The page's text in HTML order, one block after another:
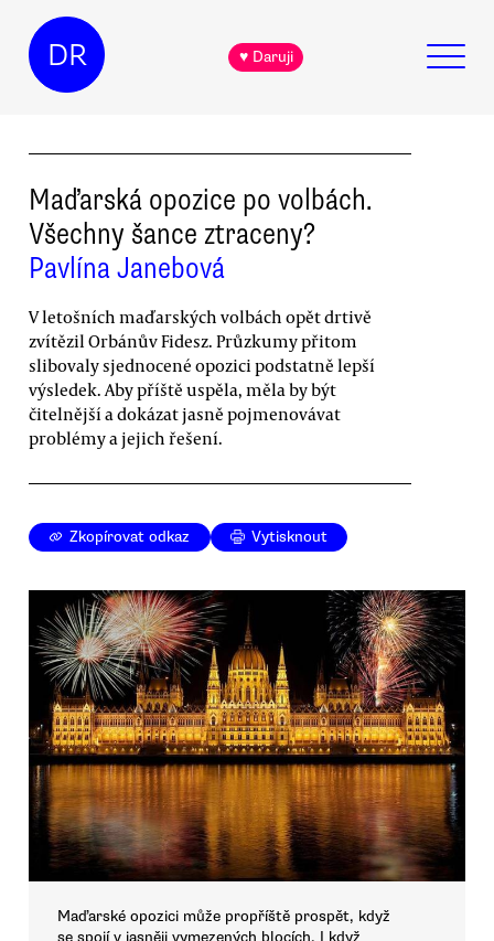
DR ♥ Daruji
Maďarská opozice po volbách.
Všechny šance ztraceny?
Pavlína Janebová
V letošních maďarských volbách opět drtivě
zvítězil Orbánův Fidesz. Průzkumy přitom
slibovaly sjednocené opozici podstatně lepší
výsledek. Aby příště uspěla, měla by být
čitelnější a dokázat jasně pojmenovávat
problémy a jejich řešení.
Zkopírovat odkaz Vytisknout
Maďarské opozici může propříště prospět, když